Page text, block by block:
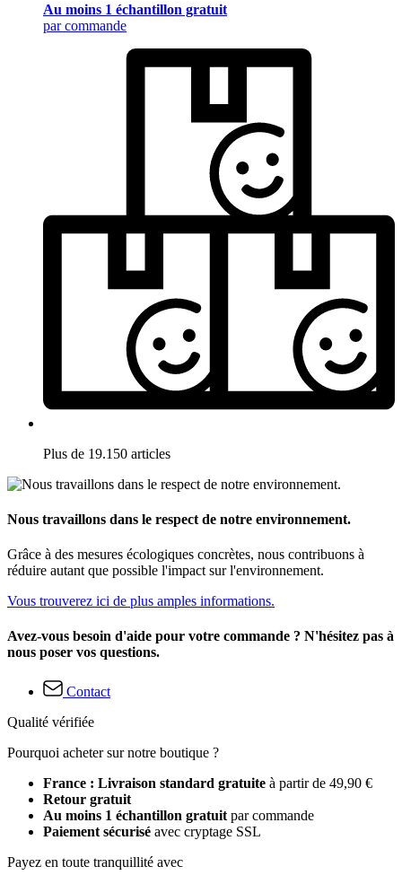
Au moins 1 échantillon gratuit
par commande
Plus de 19.150 articles
Nous travaillons dans le respect de notre environnement.
Grâce à des mesures écologiques concrètes, nous contribuons à
réduire autant que possible l'impact sur l'environnement.
Vous trouverez ici de plus amples informations.
Avez-vous besoin d'aide pour votre commande ? N'hésitez pas à
nous poser vos questions.
Contact
Qualité vérifiée
Pourquoi acheter sur notre boutique ?
France : Livraison standard gratuite à partir de 49,90 €
Retour gratuit
Au moins 1 échantillon gratuit par commande
Paiement sécurisé avec cryptage SSL
Payez en toute tranquillité avec